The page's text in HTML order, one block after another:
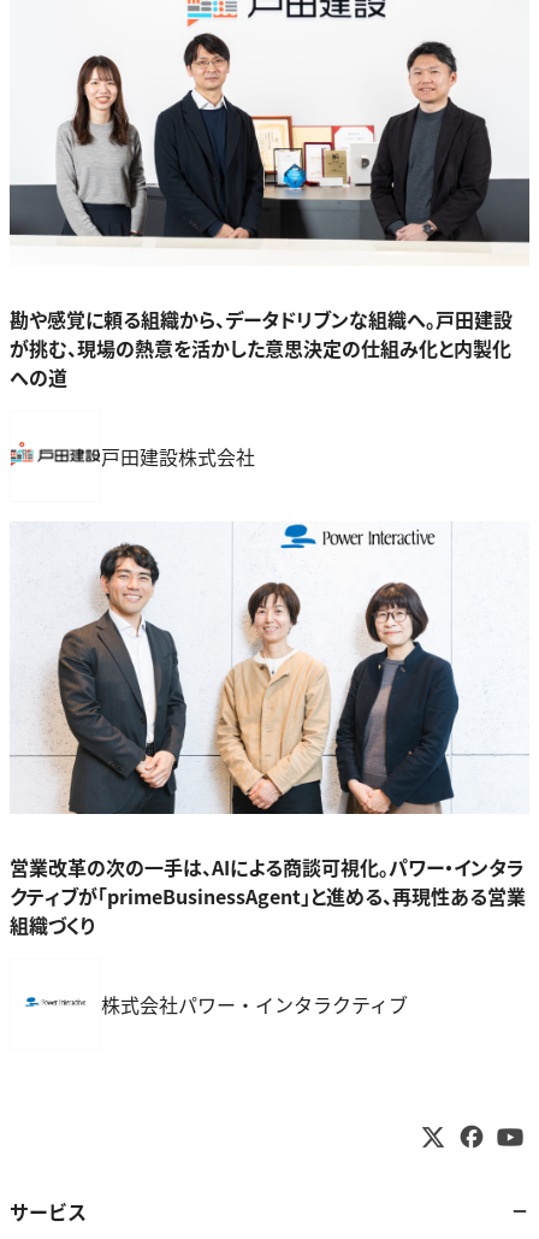
勘や感覚に頼る組織から、データドリブンな組織へ。戸田建設
が挑む、現場の熱意を活かした意思決定の仕組み化と内製化
への道
戸田建設株式会社
営業改革の次の一手は、AIによる商談可視化。パワー・インタラ
クティブが「primeBusinessAgent」と進める、再現性ある営業
組織づくり
株式会社パワー・インタラクティブ
サービス